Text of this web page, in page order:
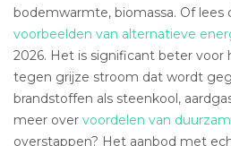
bodemwarmte, biomassa. Of lees
voorbeelden van alternatieve
2026. Het is significant beter voor
tegen grijze stroom dat wordt
brandstoffen als steenkool,
meer over voordelen van
overstappen? Het aanbod met